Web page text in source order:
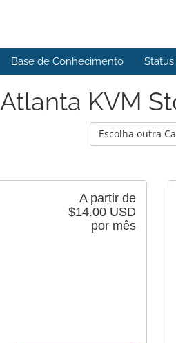
Base de Conhecimento
Atlanta KVM
Escolha outra
A partir de
$14.00 USD
por mês